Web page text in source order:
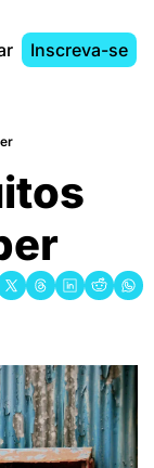
Inscreva-se